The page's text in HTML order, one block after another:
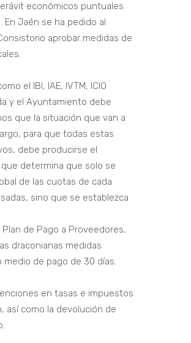
económicos puntuales
Jaén se ha pedido al
aprobar medidas de
el IBI, IAE, IVTM, ICIO
y el Ayuntamiento debe
que la situación que van a
para que todas estas
debe producirse el
determina que solo se
de las cuotas de cada
sino que se establezca
de Pago a Proveedores,
draconianas medidas
de pago de 30 días.
en tasas e impuestos
así como la devolución de